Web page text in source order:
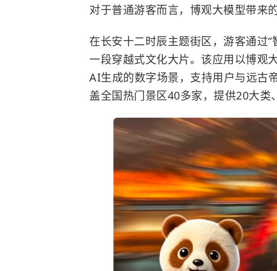
对于普通游客而言，博观大模型带来
在长安十二时辰主题街区，游客通过
一段穿越式文化大片。该应用以博观
AI生成的数字场景，支持用户与远古
盖全国热门景区40多家，提供20大类